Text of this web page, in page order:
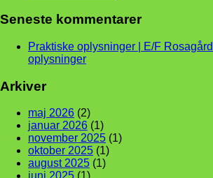
Seneste kommentarer
Praktiske oplysninger | E/F
oplysninger
Arkiver
maj 2026 (2)
januar 2026 (1)
november 2025 (1)
oktober 2025 (1)
august 2025 (1)